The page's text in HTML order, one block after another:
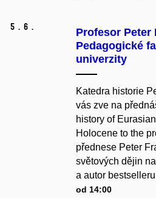
5. 6.
Profesor Peter
Pedagogické
univerzity
Katedra historie
vás zve na
history of
Holocene to the
přednese Peter
světových dějin
a autor
od 14:00